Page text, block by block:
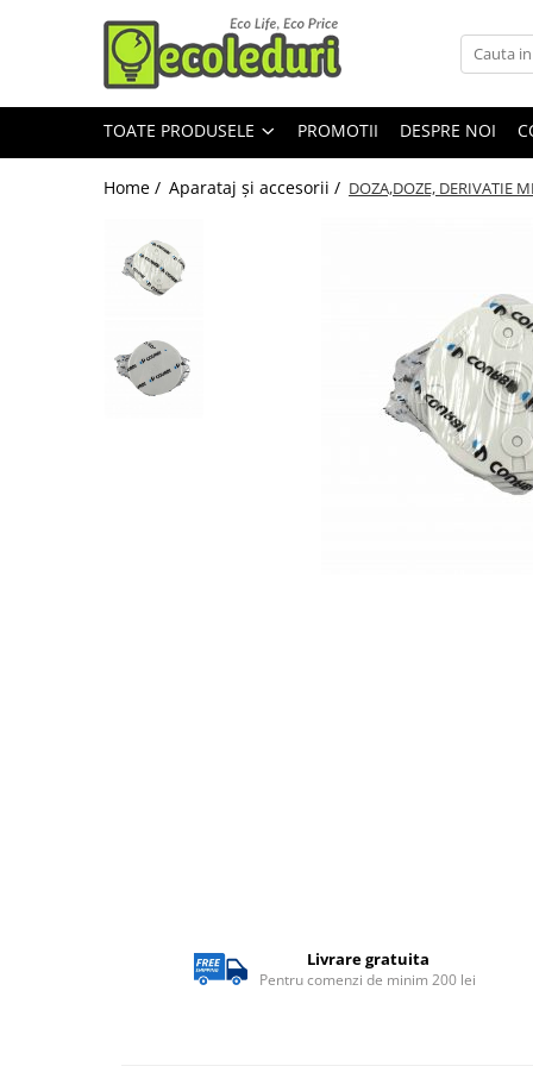
Toate Produsele
Surse de iluminat
Surse de iluminat
Bec Color led
Bec incandescent (Clasic)
Becuri & lampi led cu fasung
Ghirlande luminoase
Veioze/Lămpi/lampa de veghe
TOATE PRODUSELE PROMOTII DESPRE NOI
Home / Aparataj şi accesorii / DOZA,DOZE, DERIVATIE
Livrare gratuita
Pentru comenzi de minim 200 lei